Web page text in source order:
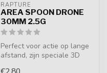
RAPTURE
AREA SPOON DRONE
30MM 2.5G
Perfect voor actie op lange
afstand, zijn speciale 3D